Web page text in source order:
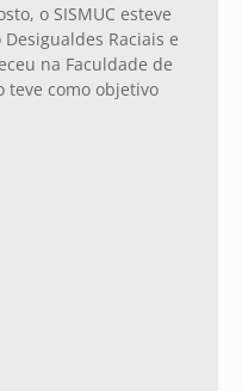
o SISMUC esteve
Raciais e
na Faculdade de
teve como objetivo